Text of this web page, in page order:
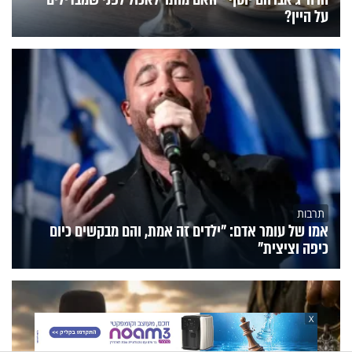
על היין?
תרבות
אמו של עומר אדם: "ילדים זה אמת, והם מבקשים כיום
כיפה וציצית"
X